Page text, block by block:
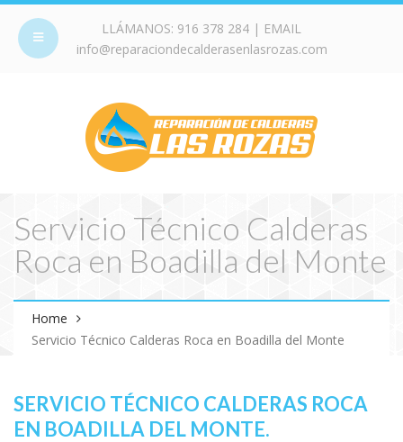
LLÁMANOS: 916 378 284 | EMAIL
info@reparaciondecalderasenlasrozas.com
Servicio Técnico Calderas
Roca en Boadilla del Monte
Home
Servicio Técnico Calderas Roca en Boadilla del Monte
SERVICIO TÉCNICO CALDERAS ROCA
EN BOADILLA DEL MONTE.